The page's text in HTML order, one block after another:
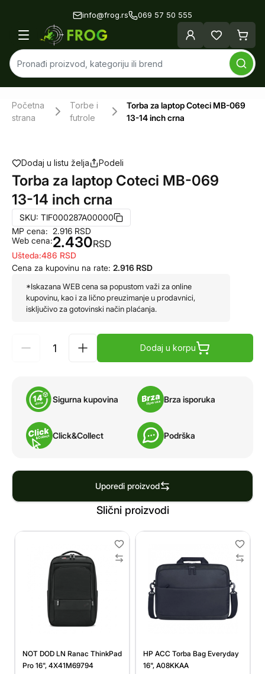
info@frog.rs 069 57 50 555
Početna
strana
Torbe i
futrole
Torba za laptop Coteci MB-069
13-14 inch crna
Dodaj u listu želja Podeli
Torba za laptop Coteci MB-069
13-14 inch crna
SKU: TIF000287A00000
MP cena:
Web cena:
2.916 RSD
2.430RSD
Ušteda:486 RSD
Cena za kupovinu na rate: 2.916 RSD
*Iskazana WEB cena sa popustom važi za online
kupovinu, kao i za lično preuzimanje u prodavnici,
isključivo za gotovinski način plaćanja.
Dodaj u korpu
Sigurna kupovina Brza isporuka
Click&Collect Podrška
Uporedi proizvod
Slični proizvodi
NOT DOD LN Ranac ThinkPad
Pro 16", 4X41M69794
HP ACC Torba Bag Everyday
16", A08KKAA